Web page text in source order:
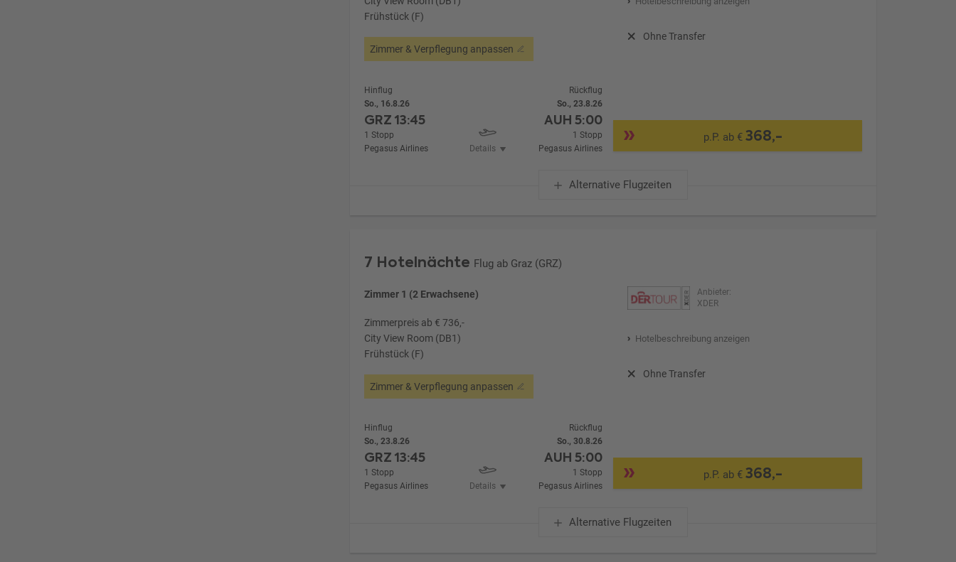
Frühstück (F)
Zimmer & Verpflegung anpassen
Ohne Transfer
Hinflug
So., 16.8.26
GRZ13:45
1 Stopp
Pegasus Airlines
Details
Rückflug
So., 23.8.26
AUH5:00
1 Stopp
Pegasus Airlines
p.P. ab € 368,-
Alternative Flugzeiten
7 Hotelnächte Flug ab Graz (GRZ)
Zimmer 1 (2 Erwachsene)
Zimmerpreis ab € 736,-
City View Room (DB1)
Frühstück (F)
Zimmer & Verpflegung anpassen
Anbieter:
XDER
Hotelbeschreibung anzeigen
Ohne Transfer
Hinflug
So., 23.8.26
GRZ13:45
1 Stopp
Pegasus Airlines
Details
Rückflug
So., 30.8.26
AUH5:00
1 Stopp
Pegasus Airlines
p.P. ab € 368,-
Alternative Flugzeiten